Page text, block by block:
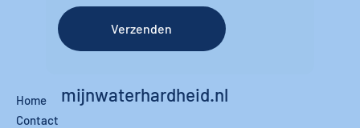
Verzenden
mijnwaterhardheid.nl
Home
Contact